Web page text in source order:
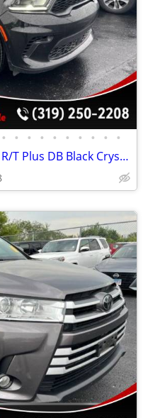
• • • • • • • • • •
Certified 2025 Dodge Durango R/T Plus DB Black Crystal Clearcoat